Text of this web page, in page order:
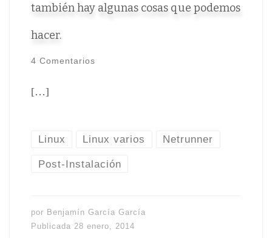
también hay algunas cosas que podemos
hacer.
4 Comentarios
[…]
Linux Linux varios Netrunner
Post-Instalación
por Benjamín García García
Publicada 28 enero, 2014